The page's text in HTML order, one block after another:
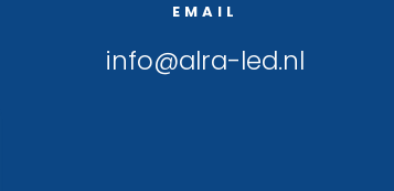
EMAIL
info@alra-led.nl